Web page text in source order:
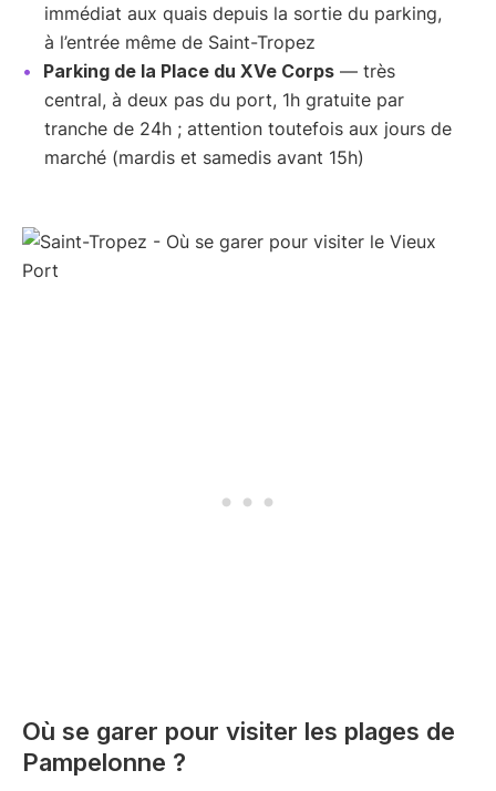
immédiat aux quais depuis la sortie du parking,
à l’entrée même de Saint-Tropez
Parking de la Place du XVe Corps — très
central, à deux pas du port, 1h gratuite par
tranche de 24h ; attention toutefois aux jours de
marché (mardis et samedis avant 15h)
Où se garer pour visiter les plages de
Pampelonne ?